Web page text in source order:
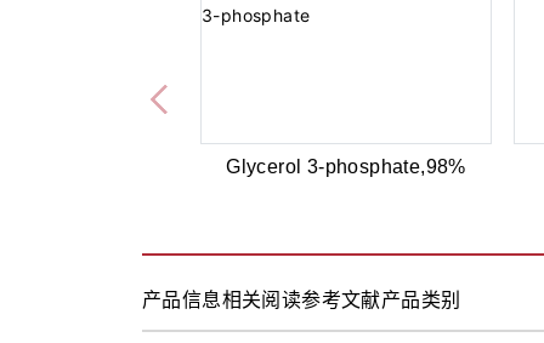
Glycerol 3-phosphate,98%
产品信息相关阅读参考文献产品类别